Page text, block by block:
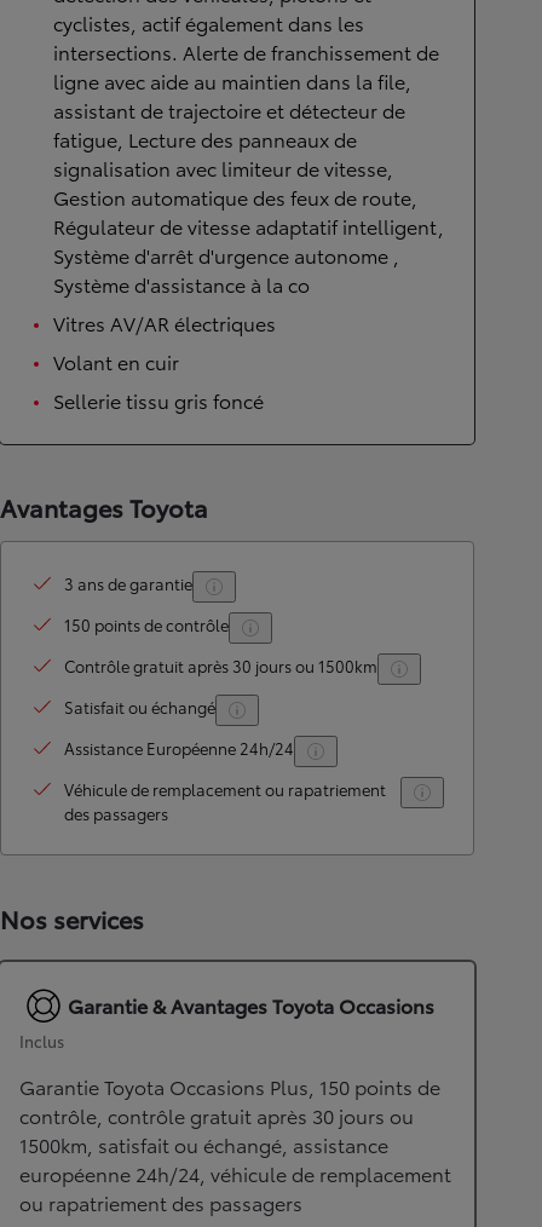
cyclistes, actif également dans les
intersections. Alerte de franchissement de
ligne avec aide au maintien dans la file,
assistant de trajectoire et détecteur de
fatigue, Lecture des panneaux de
signalisation avec limiteur de vitesse,
Gestion automatique des feux de route,
Régulateur de vitesse adaptatif intelligent,
Système d'arrêt d'urgence autonome ,
Système d'assistance à la co
Vitres AV/AR électriques
Volant en cuir
Sellerie tissu gris foncé
Avantages Toyota
3 ans de garantie
150 points de contrôle
Contrôle gratuit après 30 jours ou 1500km
Satisfait ou échangé
Assistance Européenne 24h/24
Véhicule de remplacement ou rapatriement
des passagers
Nos services
Garantie & Avantages Toyota Occasions
Inclus
Garantie Toyota Occasions Plus, 150 points de
contrôle, contrôle gratuit après 30 jours ou
1500km, satisfait ou échangé, assistance
européenne 24h/24, véhicule de remplacement
ou rapatriement des passagers